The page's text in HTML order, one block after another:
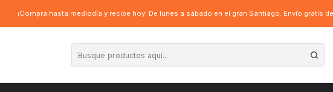
¡Compra hasta mediodía y recibe hoy! De lunes a sábado en el gran Santiago. Envío gratis
Cable Dblue auxiliar, 3.5mm a 3.5mm, plug a plug, 1m
Cable Dblue
ENVÍO GRATIS A